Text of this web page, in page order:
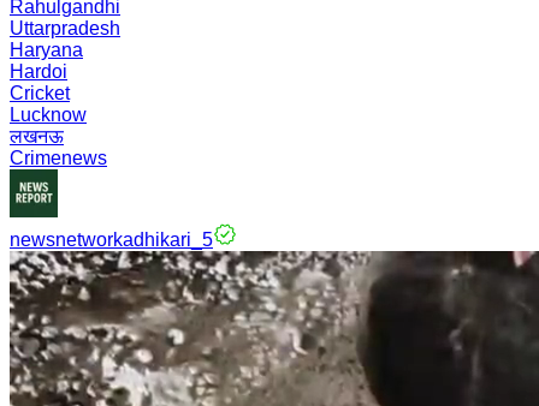
Rahulgandhi
Uttarpradesh
Haryana
Hardoi
Cricket
Lucknow
लखनऊ
Crimenews
newsnetworkadhikari_5